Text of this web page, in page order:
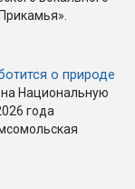
о природе
Национальную
года